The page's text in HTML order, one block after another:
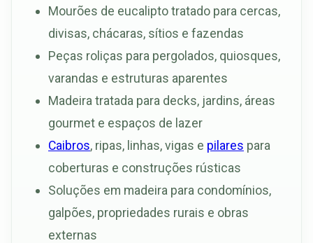
Mourões de eucalipto tratado para cercas,
divisas, chácaras, sítios e fazendas
Peças roliças para pergolados, quiosques,
varandas e estruturas aparentes
Madeira tratada para decks, jardins, áreas
gourmet e espaços de lazer
Caibros, ripas, linhas, vigas e pilares para
coberturas e construções rústicas
Soluções em madeira para condomínios,
galpões, propriedades rurais e obras
externas